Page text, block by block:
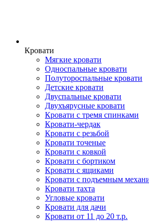
Кровати
Мягкие кровати
Односпальные кровати
Полутороспальные кровати
Детские кровати
Двуспальные кровати
Двухъярусные кровати
Кровати с тремя спинками
Кровати-чердак
Кровати с резьбой
Кровати точеные
Кровати с ковкой
Кровати с бортиком
Кровати с ящиками
Кровати с подъемным
Кровати тахта
Угловые кровати
Кровати для дачи
Кровати от 11 до 20 т.р.